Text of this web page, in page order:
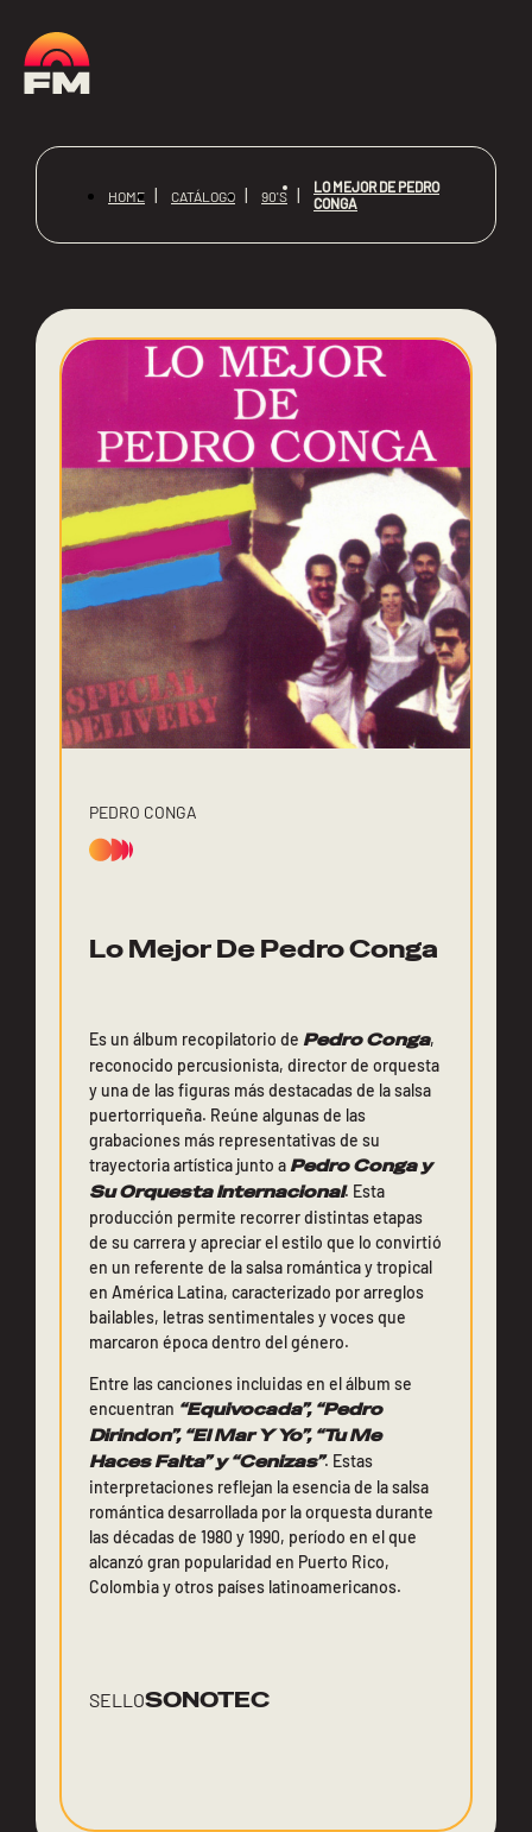
HOME CATÁLOGO 90'S
LO MEJOR DE PEDRO
CONGA
PEDRO CONGA
Lo Mejor De Pedro Conga
Es un álbum recopilatorio de Pedro Conga,
reconocido percusionista, director de orquesta
y una de las figuras más destacadas de la salsa
puertorriqueña. Reúne algunas de las
grabaciones más representativas de su
trayectoria artística junto aPedro Conga y
Su Orquesta Internacional. Esta
producción permite recorrer distintas etapas
de su carrera y apreciar el estilo que lo convirtió
en un referente de la salsa romántica y tropical
en América Latina, caracterizado por arreglos
bailables, letras sentimentales y voces que
marcaron época dentro del género.
Entre las canciones incluidas en el álbum se
encuentran “Equivocada”, “Pedro
Dirindon”, “El Mar Y Yo”, “Tu Me
Haces Falta” y “Cenizas”. Estas
interpretaciones reflejan la esencia de la salsa
romántica desarrollada por la orquesta durante
las décadas de 1980 y 1990, período en el que
alcanzó gran popularidad en Puerto Rico,
Colombia y otros países latinoamericanos.
SELLOSONOTEC